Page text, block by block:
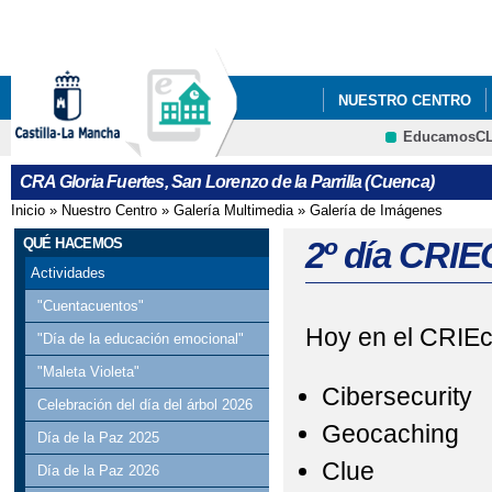
NUESTRO CENTRO
"SOMOS DEPORTE"
CONVOCATORIA DE
2024/25
CRA GLORIA
DÍA INTERNACIONAL
EASTER EGG HUNT
FONDO SOCIAL
CRFP
CRA Gloria Fuertes, San Lorenzo de la Parrilla (Cuenca)
Se encuentra usted aquí
Inicio » Nuestro Centro » Galería Multimedia» Galería de Imágenes
QUÉ HACEMOS
Actividades
"Cuentacuentos"
"Día de la educación emocional"
"Maleta Violeta"
Celebración del día del árbol 2026
Día de la Paz 2025
Día de la Paz 2026
2º día
Hoy en el
Cibersecurity
Geocaching
Clue